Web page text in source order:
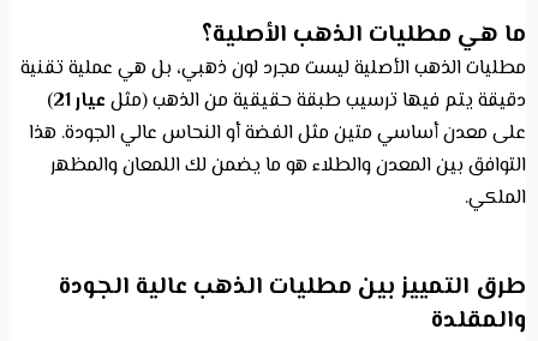
ما هي مطليات الذهب الأصلية؟
مطليات الذهب الأصلية ليست مجرد لون ذهبي، بل هي عملية تقنية
دقيقة يتم فيها ترسيب طبقة حقيقية من الذهب (مثل عيار 21
)
على معدن أساسي متين مثل الفضة أو النحاس عالي الجودة. هذا
التوافق بين المعدن والطلاء هو ما يضمن لك اللمعان والمظهر
الملكي.
طرق التمييز بين مطليات الذهب عالية الجودة
والمقلدة